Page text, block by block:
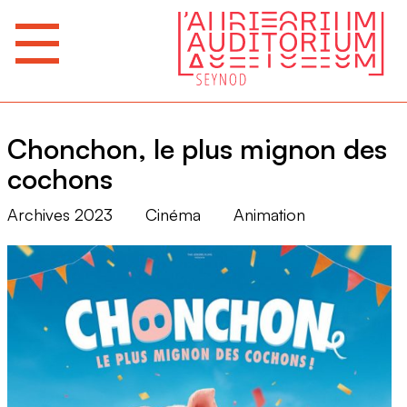
Chonchon, le plus mignon des
cochons
Archives 2023 Cinéma Animation